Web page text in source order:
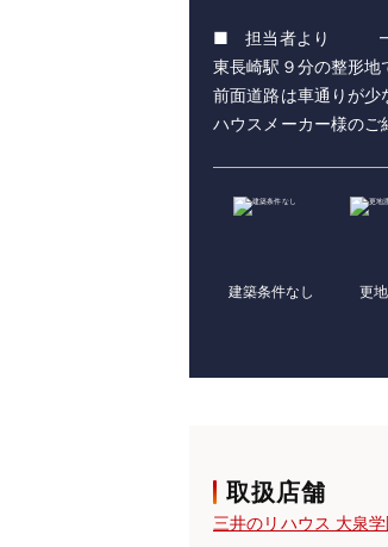
■ 担当者より
東長崎駅９分の整形地
前面道路は車通りが少
建築条件なし 更
取扱店舗
三井のリハウス 大泉